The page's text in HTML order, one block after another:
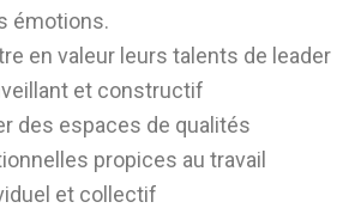
émotions.
en valeur leurs talents de leader
et constructif
des espaces de qualités
propices au travail
et collectif